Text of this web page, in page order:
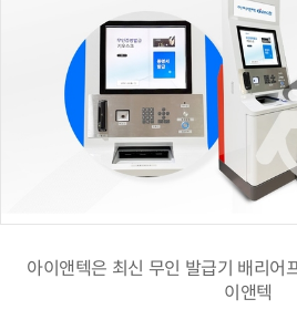
아이앤텍은 최신 무인 발급기 배리어
이앤텍